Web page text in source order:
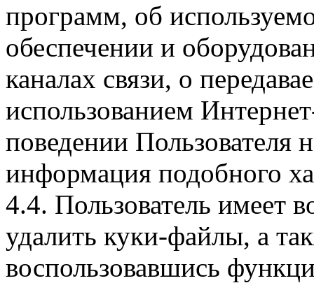
программ, об
обеспечении и
каналах связи, о
использованием
поведении Пользователя
информация подобного
4.4. Пользователь имеет
удалить куки-файлы, а
воспользовавшись